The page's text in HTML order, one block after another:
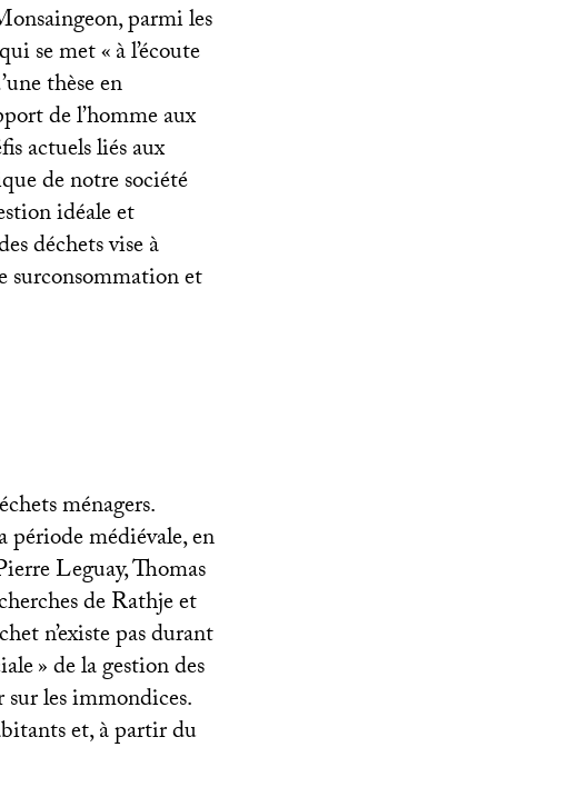
parmi les
se met «à l’écoute
thèse en
de l’homme aux
actuels liés aux
de notre société
idéale et
déchets vise à
surconsommation et
ménagers.
période médiévale, en
Leguay, Thomas
de Rathje et
n’existe pas durant
» de la gestion des
les immondices.
et, à partir du